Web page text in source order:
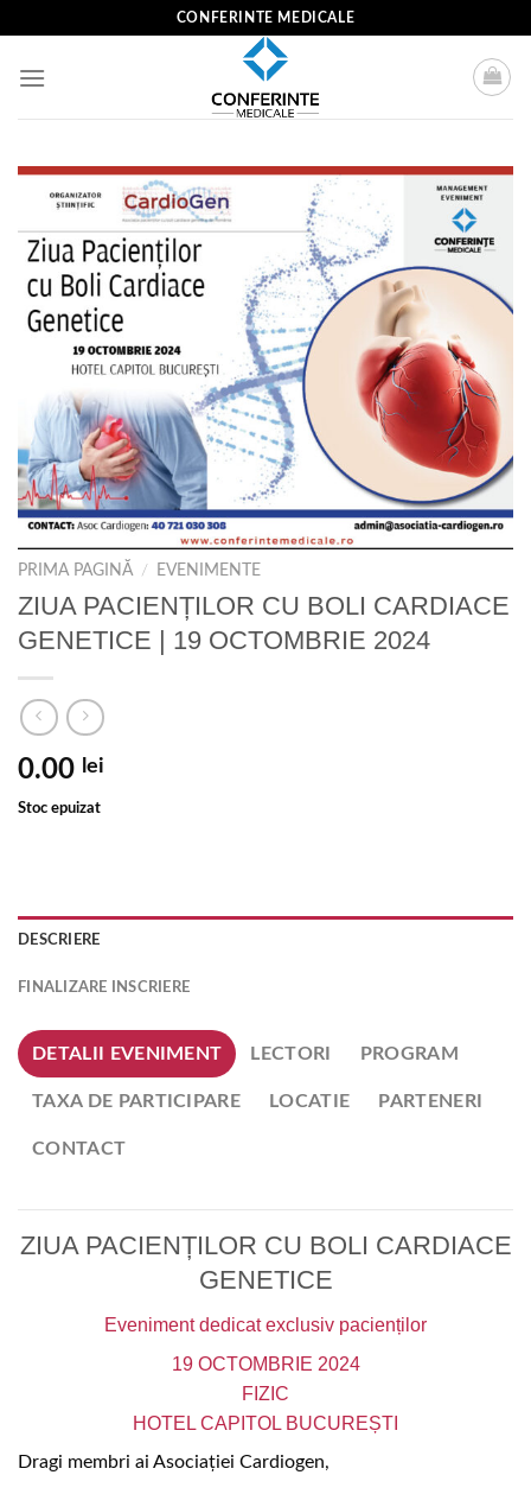
content
CONFERINTE MEDICALE
PRIMA PAGINĂ / EVENIMENTE
ZIUA PACIENȚILOR CU BOLI CARDIACE
GENETICE | 19 OCTOMBRIE 2024
0.00 lei
Stoc epuizat
DESCRIERE
FINALIZARE INSCRIERE
DETALII EVENIMENT LECTORI PROGRAM
TAXA DE PARTICIPARE LOCATIE PARTENERI
CONTACT
ZIUA PACIENȚILOR CU BOLI CARDIACE
GENETICE
Eveniment dedicat exclusiv pacienților
19 OCTOMBRIE 2024
FIZIC
HOTEL CAPITOL BUCUREȘTI
Dragi membri ai Asociației Cardiogen,